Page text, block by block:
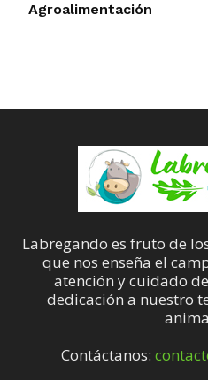
Agroalimentación
Labregando es fruto de
que nos enseña el
atención y cuidado
dedicación a nuestro
Contáctanos: